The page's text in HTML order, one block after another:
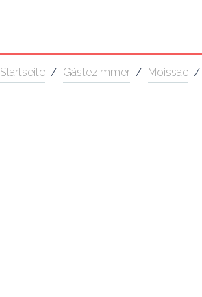
Startseite / Gästezimmer / Moissac /